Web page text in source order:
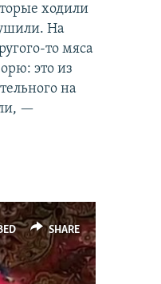
ходили
На
то мяса
это из
на
—
SHARE